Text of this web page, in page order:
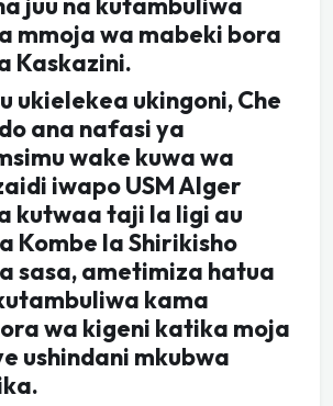
mmoja wa mabeki bora
Kaskazini.
ukielekea ukingoni, Che
ana nafasi ya
wake kuwa wa
iwapo USM Alger
kutwaa taji la ligi au
Kombe la Shirikisho
sasa, ametimiza hatua
kama
wa kigeni katika moja
ushindani mkubwa